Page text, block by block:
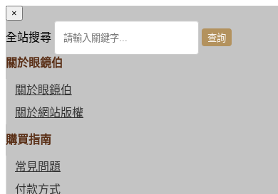
×
全站搜尋
關於眼鏡伯
關於眼鏡伯
關於網站版權
購買指南
常見問題
付款方式